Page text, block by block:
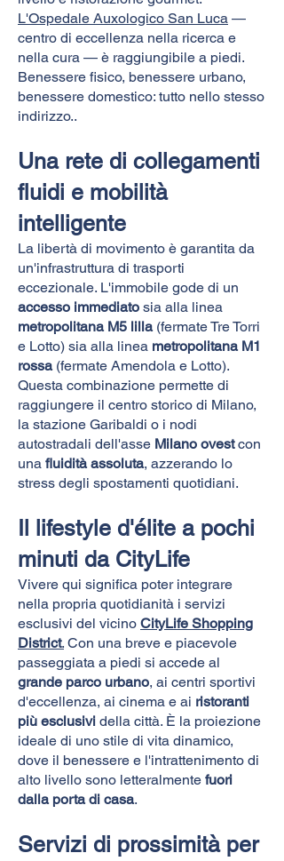
L'Ospedale Auxologico San Luca —
centro di eccellenza nella ricerca e
nella cura — è raggiungibile a piedi.
Benessere fisico, benessere urbano,
benessere domestico: tutto nello stesso
indirizzo..
Una rete di collegamenti
fluidi e mobilità
intelligente
La libertà di movimento è garantita da
un'infrastruttura di trasporti
eccezionale. L'immobile gode di un
accesso immediato sia alla linea
metropolitana M5 lilla(fermate Tre Torri
e Lotto) sia alla linea metropolitana M1
rossa(fermate Amendola e Lotto).
Questa combinazione permette di
raggiungere il centro storico di Milano,
la stazione Garibaldi o i nodi
autostradali dell'asse Milano ovestcon
una fluidità assoluta, azzerando lo
stress degli spostamenti quotidiani.
Il lifestyle d'élite a pochi
minuti da CityLife
Vivere qui significa poter integrare
nella propria quotidianità i servizi
esclusivi del vicino CityLife Shopping
District. Con una breve e piacevole
passeggiata a piedi si accede al
grande parco urbano, ai centri sportivi
d'eccellenza, ai cinema e ai ristoranti
più esclusivi della città. È la proiezione
ideale di uno stile di vita dinamico,
dove il benessere e l'intrattenimento di
alto livello sono letteralmente fuori
dalla porta di casa.
Servizi di prossimità per